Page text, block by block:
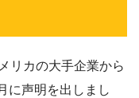
リカの大手企業から
に声明を出しまし